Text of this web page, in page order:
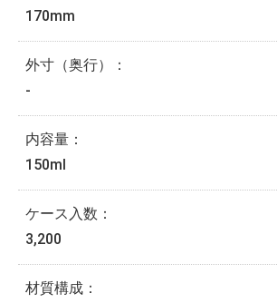
170mm
外寸（奥行）：
-
内容量：
150ml
ケース入数：
3,200
材質構成：